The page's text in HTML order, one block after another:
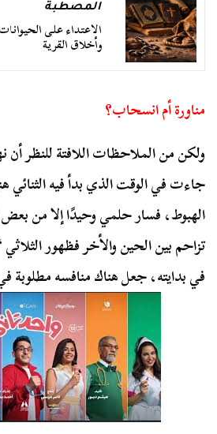
المصطبة
الاعتداء على
وأخلاق القرية
مناورة أم انسحاب؟
ولكن من الملاحظات اللافتة للنظر
جاءت في الوقت الذي بدأ فيه
الهبوط، فسار حلمي وحيدًا إلا من
تزاحم بين الحين والأخر فظهور
في بدايته، جعل هناك منافسه مطلوبة